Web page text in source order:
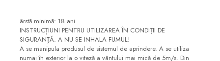
ârstă minimă: 18 ani
INSTRUCȚIUNI PENTRU UTILIZAREA ÎN CONDIȚII DE
SIGURANȚĂ: A NU SE INHALA FUMUL!
A se manipula produsul de sistemul de aprindere. A se utiliza
numai în exterior la o viteză a vântului mai mică de 5m/s. Din